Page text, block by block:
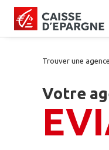
Trouver une
Votre